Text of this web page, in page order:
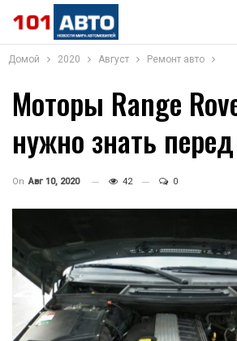
Домой 2020 Август Ремонт авто
Моторы Range
нужно знать
On Авг 10, 2020 42 0